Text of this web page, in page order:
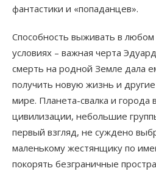
фантастики и «попаданцев».
Способность выживать в
условиях – важная черта
смерть на родной Земле дала
получить новую жизнь и
мире. Планета-свалка и города
цивилизации, небольшие
первый взгляд, не суждено
маленькому жестянщику по
покорять безграничные